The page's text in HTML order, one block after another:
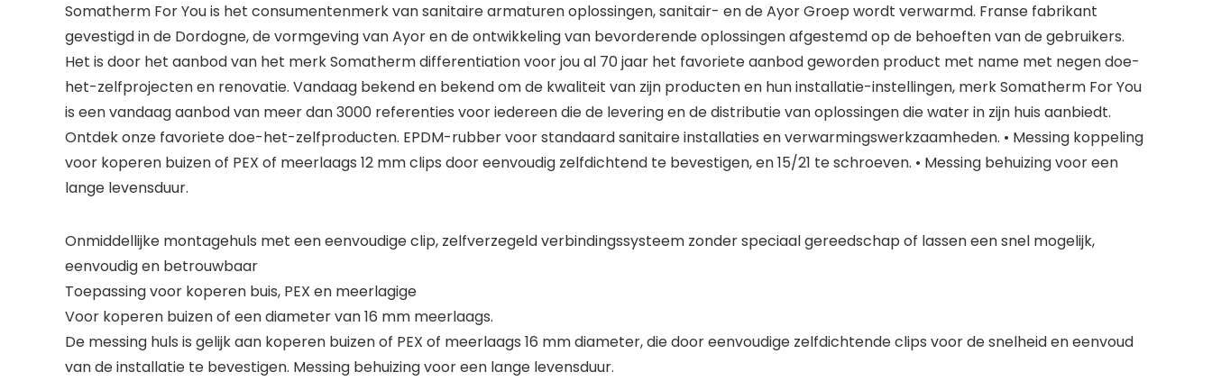
Somatherm For You is het consumentenmerk van sanitaire armaturen oplossingen, sanitair- en de Ayor Groep wordt verwarmd. Franse fabrikant
gevestigd in de Dordogne, de vormgeving van Ayor en de ontwikkeling van bevorderende oplossingen afgestemd op de behoeften van de gebruikers.
Het is door het aanbod van het merk Somatherm differentiation voor jou al 70 jaar het favoriete aanbod geworden product met name met negen doe-
het-zelfprojecten en renovatie. Vandaag bekend en bekend om de kwaliteit van zijn producten en hun installatie-instellingen, merk Somatherm For You
is een vandaag aanbod van meer dan 3000 referenties voor iedereen die de levering en de distributie van oplossingen die water in zijn huis aanbiedt.
Ontdek onze favoriete doe-het-zelfproducten. EPDM-rubber voor standaard sanitaire installaties en verwarmingswerkzaamheden. • Messing koppeling
voor koperen buizen of PEX of meerlaags 12 mm clips door eenvoudig zelfdichtend te bevestigen, en 15/21 te schroeven. • Messing behuizing voor een
lange levensduur.
Onmiddellijke montagehuls met een eenvoudige clip, zelfverzegeld verbindingssysteem zonder speciaal gereedschap of lassen een snel mogelijk,
eenvoudig en betrouwbaar
Toepassing voor koperen buis, PEX en meerlagige
Voor koperen buizen of een diameter van 16 mm meerlaags.
De messing huls is gelijk aan koperen buizen of PEX of meerlaags 16 mm diameter, die door eenvoudige zelfdichtende clips voor de snelheid en eenvoud
van de installatie te bevestigen. Messing behuizing voor een lange levensduur.